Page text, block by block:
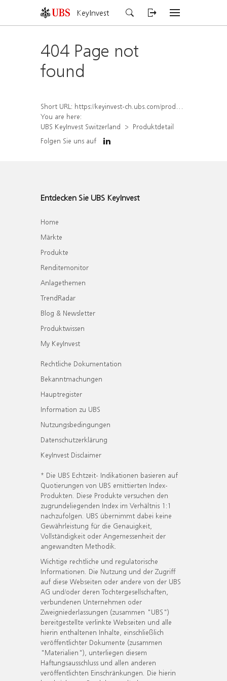
KeyInvest
404 Page not
found
Short URL: https://keyinvest-ch.ubs.com/produkt/detail/index/isin/CH1581940207
You are here:
UBS KeyInvest Switzerland
Produktdetail
Folgen Sie uns auf
Entdecken Sie UBS KeyInvest
Home
Märkte
Produkte
Renditemonitor
Anlagethemen
TrendRadar
Blog & Newsletter
Produktwissen
My KeyInvest
Rechtliche Dokumentation
Bekanntmachungen
Hauptregister
Information zu UBS
Nutzungsbedingungen
Datenschutzerklärung
KeyInvest Disclaimer
* Die UBS Echtzeit- Indikationen basieren auf
Quotierungen von UBS emittierten Index-
Produkten. Diese Produkte versuchen den
zugrundeliegenden Index im Verhältnis 1:1
nachzufolgen. UBS übernimmt dabei keine
Gewährleistung für die Genauigkeit,
Vollständigkeit oder Angemessenheit der
angewandten Methodik.
Wichtige rechtliche und regulatorische
Informationen. Die Nutzung und der Zugriff
auf diese Webseiten oder andere von der UBS
AG und/oder deren Tochtergesellschaften,
verbundenen Unternehmen oder
Zweigniederlassungen (zusammen "UBS")
bereitgestellte verlinkte Webseiten und alle
hierin enthaltenen Inhalte, einschließlich
veröffentlichter Dokumente (zusammen
"Materialien"), unterliegen diesem
Haftungsausschluss und allen anderen
veröffentlichten Einschränkungen. Die hierin